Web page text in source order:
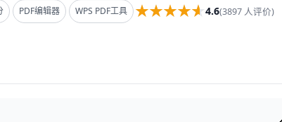
PDF编辑器 WPS PDF工具 ★★★★★
★★★★★4.6(3897 人评价)